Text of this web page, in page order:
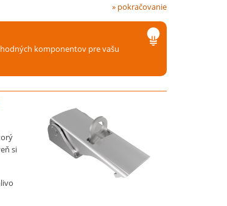
» pokračovanie
komponentov pre vašu
si